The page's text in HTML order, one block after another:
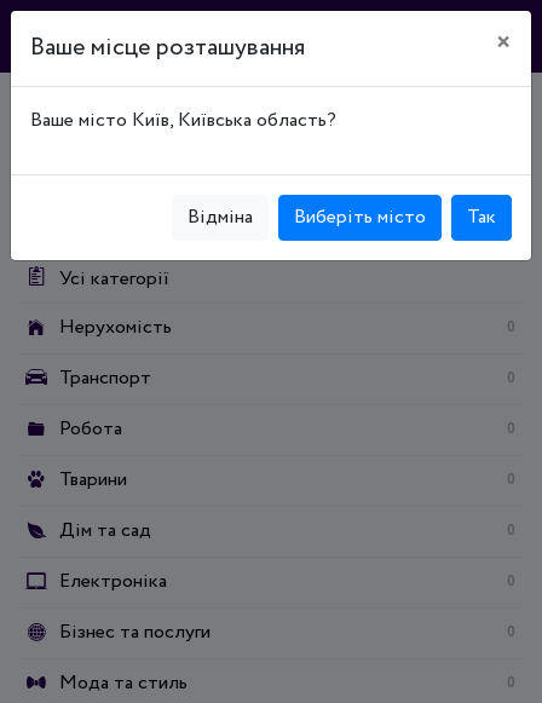
Дошка оголошень
Усі категорії
Нерухомість
0
Транспорт 0
Робота 0
Тварини 0
Дім та сад 0
Електроніка 0
Бізнес та послуги 0
Мода та стиль 0
Ваше місце розташування ×
Ваше місто Київ, Київська область?
Відміна Виберіть місто Так